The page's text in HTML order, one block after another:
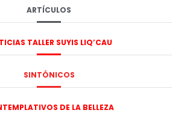
ARTÍCULOS
TALLER SUYIS LIQ’CAU
SINTÓNICOS
DE LA BELLEZA